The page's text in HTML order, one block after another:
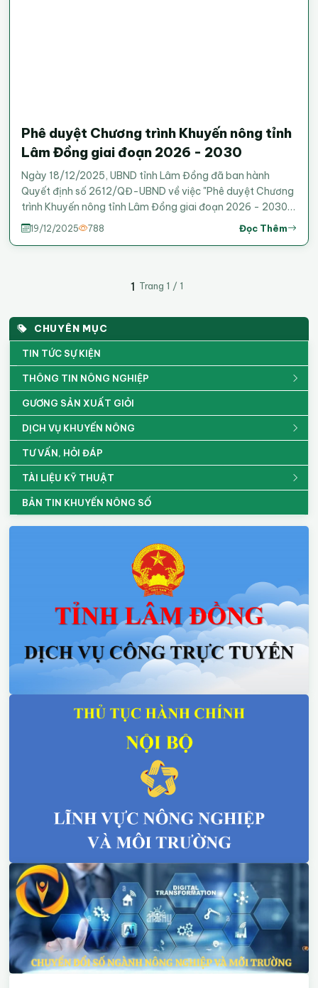
CHUYÊN MỤC
TIN TỨC SỰ KIỆN
THÔNG TIN NÔNG NGHIỆP
GƯƠNG SẢN XUẤT GIỎI
DỊCH VỤ KHUYẾN NÔNG
TƯ VẤN, HỎI ĐÁP
TÀI LIỆU KỸ THUẬT
BẢN TIN KHUYẾN NÔNG SỐ
Phê duyệt Chương trình Khuyến nông tỉnh
Lâm Đồng giai đoạn 2026 - 2030
Ngày 18/12/2025, UBND tỉnh Lâm Đồng đã ban hành
Quyết định số 2612/QĐ-UBND về việc "Phê duyệt Chương
trình Khuyến nông tỉnh Lâm Đồng giai đoạn 2026 - 2030".
Nội dung&nbsp;Quyết định số 2612/QĐ-UBND theo file
19/12/2025 788 Đọc Thêm
1 Trang 1 / 1